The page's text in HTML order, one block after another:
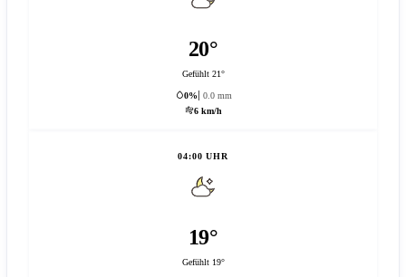
20°
Gefühlt 21°
0%
0.0 mm
6 km/h
04:00 UHR
19°
Gefühlt 19°